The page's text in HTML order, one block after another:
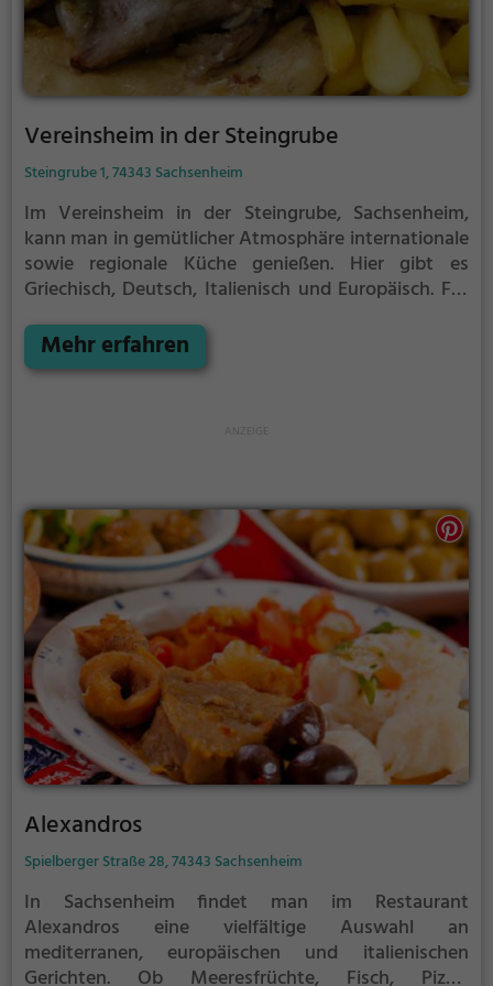
Vereinsheim in der Steingrube
Steingrube 1, 74343 Sachsenheim
Im Vereinsheim in der Steingrube, Sachsenheim,
kann man in gemütlicher Atmosphäre internationale
sowie regionale Küche genießen. Hier gibt es
Griechisch, Deutsch, Italienisch und Europäisch. Für
Vegetarier diverse vegetarische Gerichte. Die
Speisekarte umfasst eine vielfältige Auswahl an
Mehr erfahren
Alexandros
Spielberger Straße 28, 74343 Sachsenheim
In Sachsenheim findet man im Restaurant
Alexandros eine vielfältige Auswahl an
mediterranen, europäischen und italienischen
Gerichten. Ob Meeresfrüchte, Fisch, Pizza,